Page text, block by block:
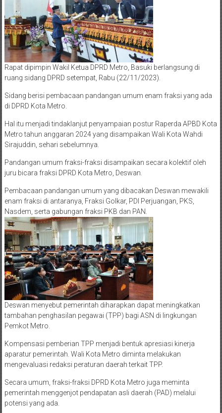
Rapat dipimpin Wakil Ketua DPRD Metro, Basuki berlangsung di
ruang sidang DPRD setempat, Rabu (22/11/2023).
Sidang berisi pembacaan pandangan umum enam fraksi yang ada
di DPRD Kota Metro.
Hal itu menjadi tindaklanjut penyampaian postur Raperda APBD Kota
Metro tahun anggaran 2024 yang disampaikan Wali Kota Wahdi
Sirajuddin, sehari sebelumnya.
Pandangan umum fraksi-fraksi disampaikan secara kolektif oleh
juru bicara fraksi DPRD Kota Metro, Deswan.
Pembacaan pandangan umum yang dibacakan Deswan mewakili
enam fraksi di antaranya, Fraksi Golkar, PDI Perjuangan, PKS,
Nasdem, serta gabungan fraksi PKB dan PAN.
Deswan menyebut pemerintah diharapkan dapat meningkatkan
tambahan penghasilan pegawai (TPP) bagi ASN di lingkungan
Pemkot Metro.
Kompensasi pemberian TPP menjadi bentuk apresiasi kinerja
aparatur pemerintah. Wali Kota Metro diminta melakukan
mengevaluasi redaksi peraturan daerah terkait TPP.
Secara umum, fraksi-fraksi DPRD Kota Metro juga meminta
pemerintah menggenjot pendapatan asli daerah (PAD) melalui
potensi yang ada.